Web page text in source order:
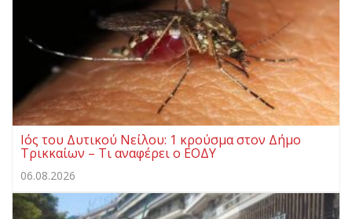
Ιός του Δυτικού Νείλου: 1 κρούσμα στον Δήμο
Τρικκαίων – Τι αναφέρει ο ΕΟΔΥ
06.08.2026